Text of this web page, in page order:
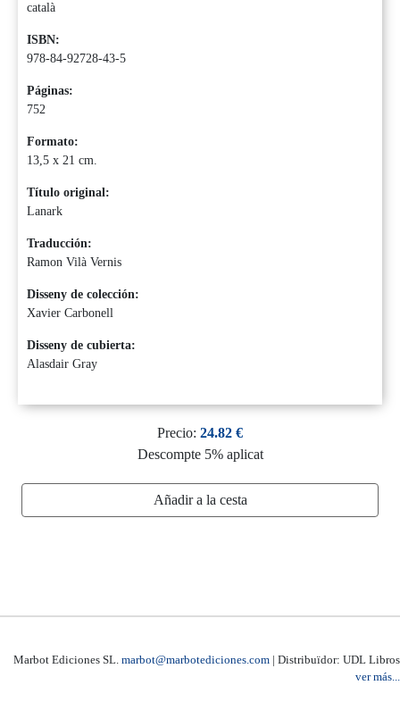
català
ISBN:
978-84-92728-43-5
Páginas:
752
Formato:
13,5 x 21 cm.
Título original:
Lanark
Traducción:
Ramon Vilà Vernis
Disseny de colección:
Xavier Carbonell
Disseny de cubierta:
Alasdair Gray
Precio: 24.82 €
Descompte 5% aplicat
Añadir a la cesta
Marbot Ediciones SL. marbot@marbotediciones.com | Distribuïdor: UDL Libros
ver más...